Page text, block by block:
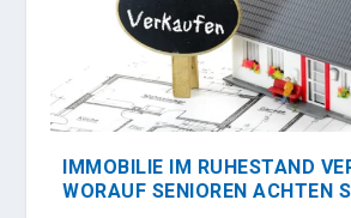
IMMOBILIE IM RUHESTAND
WORAUF SENIOREN ACHTEN